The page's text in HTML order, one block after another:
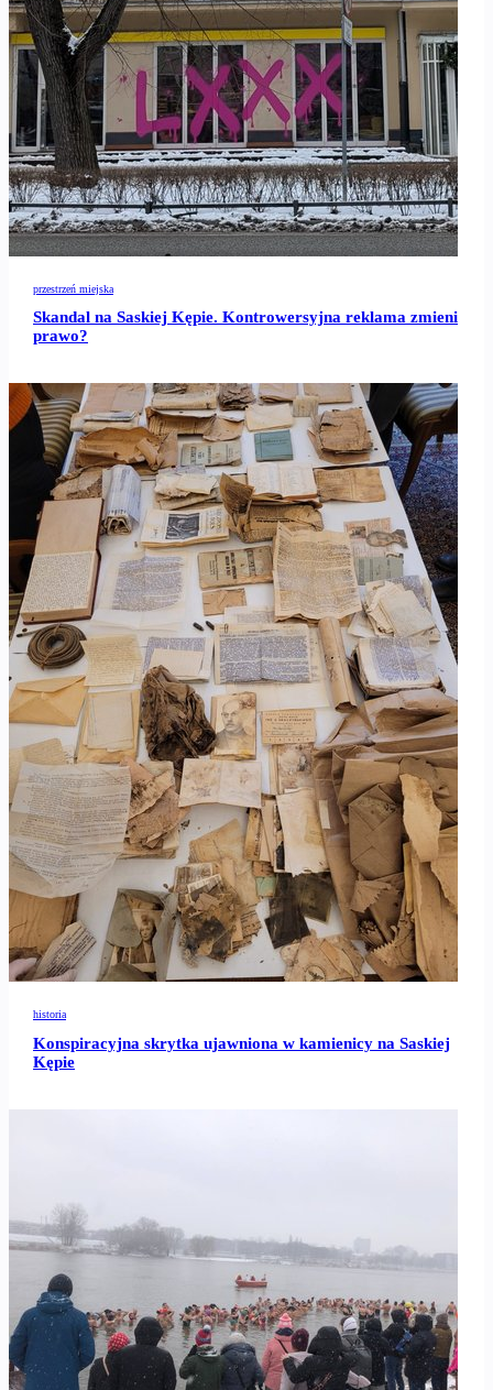
przestrzeń miejska
Skandal na Saskiej Kępie. Kontrowersyjna reklama zmieni
prawo?
historia
Konspiracyjna skrytka ujawniona w kamienicy na Saskiej
Kępie